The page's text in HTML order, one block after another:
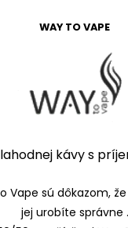
WAY TO VAPE
kávy s
Vape sú dôkazom,
jej urobíte správne .